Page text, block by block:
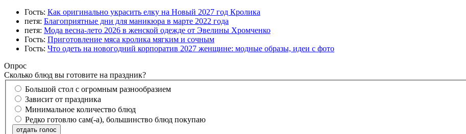
Гость: Как оригинально украсить елку на Новый 2027 год Кролика
петя: Благоприятные дни для маникюра в марте 2022 года
петя: Мода весна-лето 2026 в женской одежде от Эвелины Хромченко
Гость: Приготовление мяса кролика мягким и сочным
Гость: Что одеть на новогодний корпоратив 2027 женщине: модные образы, идеи с фото
Опрос
Сколько блюд вы готовите на праздник?
Большой стол с огромным разнообразием
Зависит от праздника
Минимальное количество блюд
Редко готовлю сам(-а), большинство блюд покупаю
отдать голос